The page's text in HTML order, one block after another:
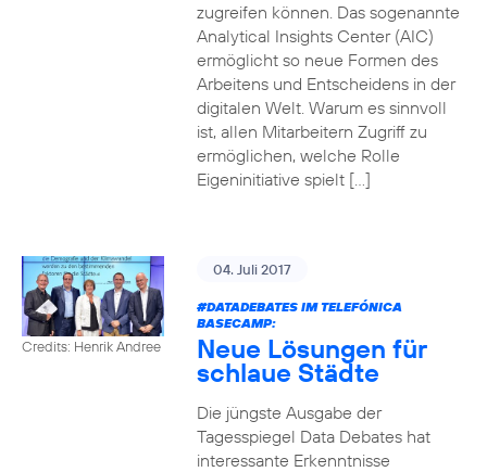
zugreifen können. Das sogenannte
Analytical Insights Center (AIC)
ermöglicht so neue Formen des
Arbeitens und Entscheidens in der
digitalen Welt. Warum es sinnvoll
ist, allen Mitarbeitern Zugriff zu
ermöglichen, welche Rolle
Eigeninitiative spielt […]
Credits: Henrik Andree
04. Juli 2017
#DATADEBATESIM TELEFÓNICA
BASECAMP:
Neue Lösungen für
schlaue Städte
Die jüngste Ausgabe der
Tagesspiegel Data Debates hat
interessante Erkenntnisse